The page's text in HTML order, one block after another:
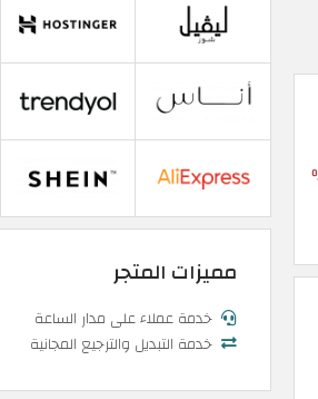
مميزات المتجر
خدمة عملاء على مدار الساعة
خدمة التبديل والترجيع المجانية